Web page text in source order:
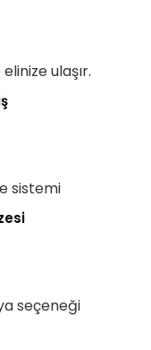
ulaşır.
sistemi
seçeneği